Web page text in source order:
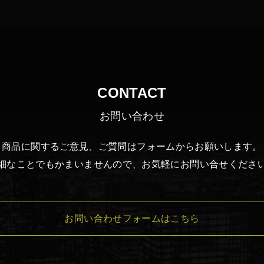
CONTACT
お問い合わせ
商品に関するご意見、ご質問はフォームからお願いします。
なことでもかまいませんので、 お気軽にお問い合せくださ
お問い合わせフォームはこちら